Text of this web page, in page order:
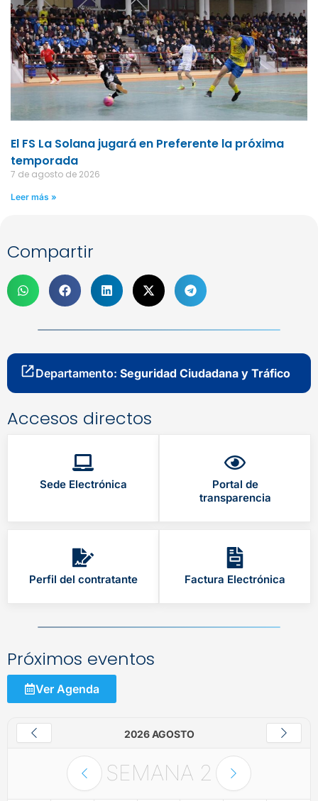
El FS La Solana jugará en Preferente la próxima
temporada
7 de agosto de 2026
Leer más »
Compartir
Departamento: Seguridad Ciudadana y Tráfico
Accesos directos
Sede Electrónica
Portal de
transparencia
Perfil del contratante Factura Electrónica
Próximos eventos
Ver Agenda
2026 AGOSTO
SEMANA 2